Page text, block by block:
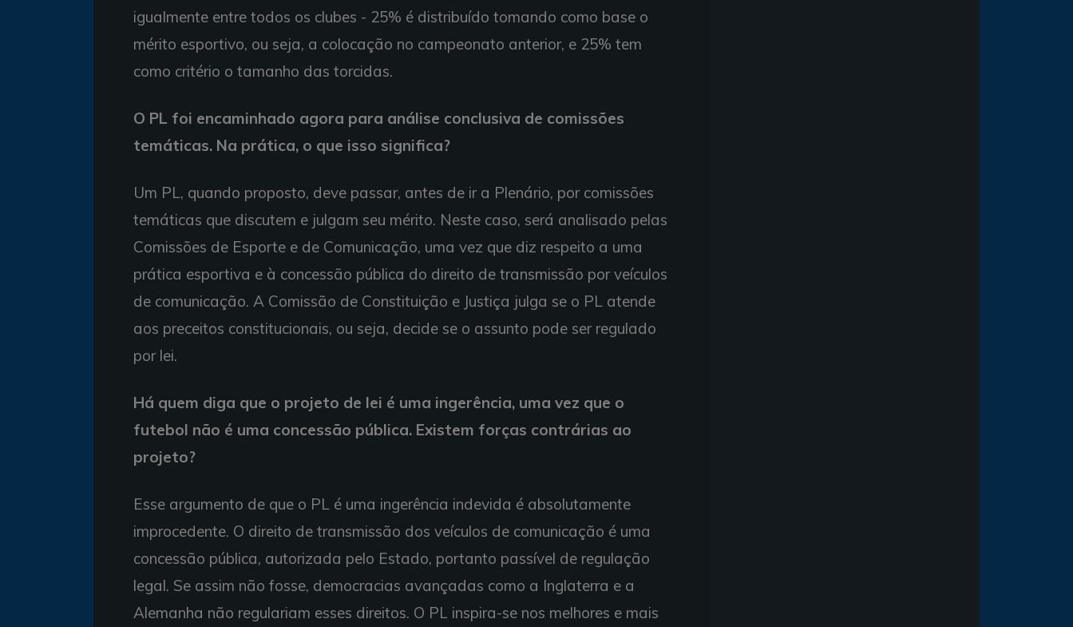
igualmente entre todos os clubes - 25% é distribuído tomando como base o
mérito esportivo, ou seja, a colocação no campeonato anterior, e 25% tem
como critério o tamanho das torcidas.
O PL foi encaminhado agora para análise conclusiva de comissões
temáticas. Na prática, o que isso significa?
Um PL, quando proposto, deve passar, antes de ir a Plenário, por comissões
temáticas que discutem e julgam seu mérito. Neste caso, será analisado pelas
Comissões de Esporte e de Comunicação, uma vez que diz respeito a uma
prática esportiva e à concessão pública do direito de transmissão por veículos
de comunicação. A Comissão de Constituição e Justiça julga se o PL atende
aos preceitos constitucionais, ou seja, decide se o assunto pode ser regulado
por lei.
Há quem diga que o projeto de lei é uma ingerência, uma vez que o
futebol não é uma concessão pública. Existem forças contrárias ao
projeto?
Esse argumento de que o PL é uma ingerência indevida é absolutamente
improcedente. O direito de transmissão dos veículos de comunicação é uma
concessão pública, autorizada pelo Estado, portanto passível de regulação
legal. Se assim não fosse, democracias avançadas como a Inglaterra e a
Alemanha não regulariam esses direitos. O PL inspira-se nos melhores e mais